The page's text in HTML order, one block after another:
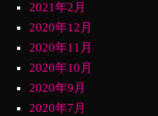
2021年2月
2020年12月
2020年11月
2020年10月
2020年9月
2020年7月